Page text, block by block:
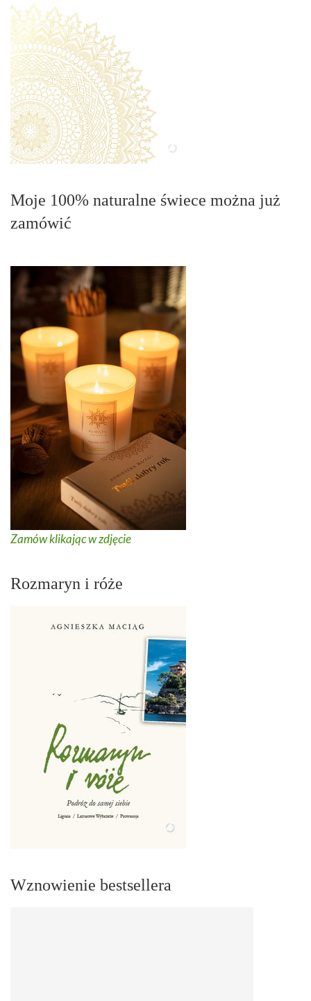
Moje 100% naturalne świece można już
zamówić
Zamów klikając w zdjęcie
Rozmaryn i róże
Wznowienie bestsellera